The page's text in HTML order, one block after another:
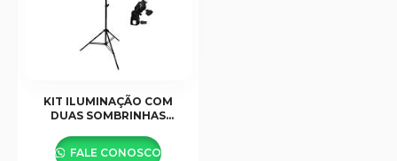
KIT ILUMINAÇÃO COM
DUAS SOMBRINHAS
84
FALE CONOSCO